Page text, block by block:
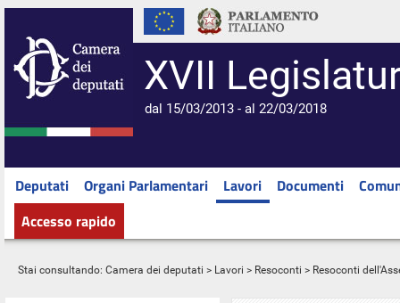
XVII
dal 15/03/2013 - al 22/03/2018
Deputati Organi Parlamentari Lavori Documenti
Accesso rapido
Stai consultando: Camera dei deputati > Lavori > Resoconti > Resoconti